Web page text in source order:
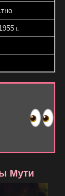
г.
Мути